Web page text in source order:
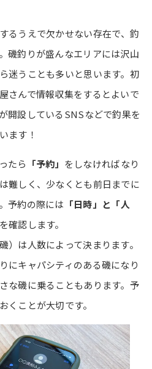
るうえで欠かせない存在で、釣
磯釣りが盛んなエリアには沢山
迷うことも多いと思います。初
さんで情報収集をするとよいで
開設しているSNSなどで釣果を
ます！
たら 「予約」 をしなければなり
難しく、少なくとも前日までに
予約の際には 「日時」と「人
確認します。
）は人数によって決まります。
にキャパシティのある磯になり
な磯に乗ることもあります。予
くことが大切です。